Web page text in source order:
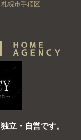
札幌市手稲区
立・自営です。